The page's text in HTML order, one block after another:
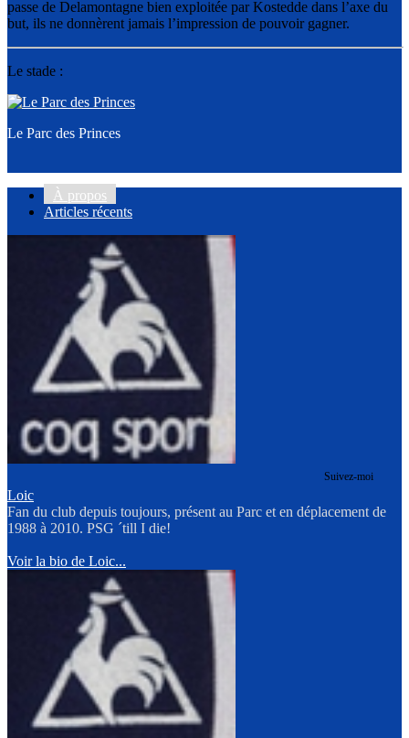
passe de Delamontagne bien exploitée par Kostedde dans l’axe du
but, ils ne donnèrent jamais l’impression de pouvoir gagner.
Le stade :
Le Parc des Princes
À propos
Articles récents
Suivez-moi
Loic
Fan du club depuis toujours, présent au Parc et en déplacement de
1988 à 2010. PSG ´till I die!
Voir la bio de Loic...